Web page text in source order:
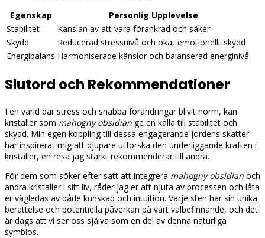
Egenskap
Personlig Upplevelse
Stabilitet
Känslan av att vara förankrad och säker
Skydd
Reducerad stressnivå och ökat emotionellt skydd
Energibalans Harmoniserade känslor och balanserad energinivå
Slutord och Rekommendationer
I en värld där stress och snabba förändringar blivit norm, kan
kristaller som mahogny obsidian ge en källa till stabilitet och
skydd. Min egen koppling till dessa engagerande jordens skatter
har inspirerat mig att djupare utforska den underliggande kraften i
kristaller, en resa jag starkt rekommenderar till andra.
För dem som söker efter sätt att integrera mahogny obsidian och
andra kristaller i sitt liv, råder jag er att njuta av processen och låta
er vägledas av både kunskap och intuition. Varje sten har sin unika
berättelse och potentiella påverkan på vårt välbefinnande, och det
är dags att vi ser oss själva som en del av denna naturliga
symbios.